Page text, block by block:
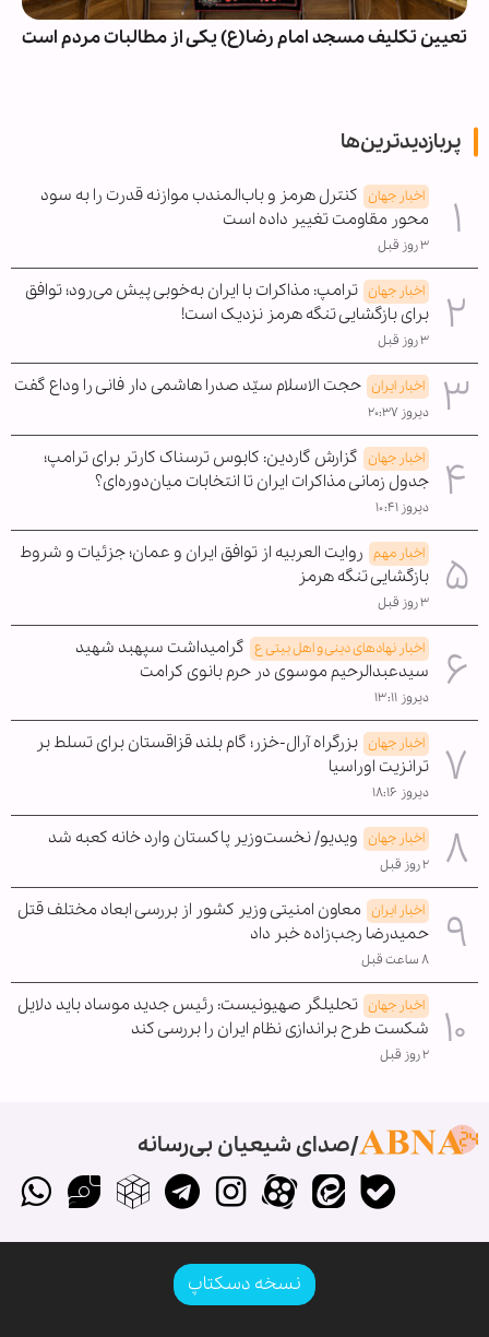
تعیین تکلیف مسجد امام رضا(ع) یکی از مطالبات مردم است
پربازدیدترین‌ها
اخبار جهان کنترل هرمز و باب‌المندب موازنه قدرت را به سود
محور مقاومت تغییر داده است
۳ روز قبل
اخبار جهان ترامپ: مذاکرات با ایران به‌خوبی پیش می‌رود؛ توافق
برای بازگشایی تنگه هرمز نزدیک است!
۳ روز قبل
اخبار ایران حجت الاسلام سیّد صدرا هاشمی دار فانی را وداع گفت
دیروز ۲۰:۳۷
اخبار جهان گزارش گاردین: کابوس ترسناک کارتر برای ترامپ؛
جدول زمانی مذاکرات ایران تا انتخابات میان‌دوره‌ای؟
دیروز ۱۰:۴۱
اخبار مهم روایت العربیه از توافق ایران و عمان؛ جزئیات و شروط
بازگشایی تنگه هرمز
۳ روز قبل
اخبار نهادهای دینی و اهل بیتی ع گرامیداشت سپهبد شهید
سیدعبدالرحیم موسوی در حرم بانوی کرامت
دیروز ۱۳:۱۱
اخبار جهان بزرگراه آرال-خزر؛ گام بلند قزاقستان برای تسلط بر
ترانزیت اوراسیا
دیروز ۱۸:۱۶
اخبار جهان ویدیو/ نخست‌وزیر پاکستان وارد خانه کعبه شد
۲ روز قبل
اخبار ایران معاون امنیتی وزیر کشور از بررسی ابعاد مختلف قتل
حمیدرضا رجب‌زاده خبر داد
۸ ساعت قبل
اخبار جهان تحلیلگر صهیونیست: رئیس جدید موساد باید دلایل
شکست طرح براندازی نظام ایران را بررسی کند
۲ روز قبل
صدای شیعیان بی‌رسانه
نسخه دسکتاپ